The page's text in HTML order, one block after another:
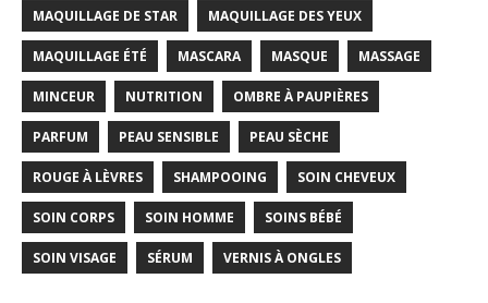
MAQUILLAGE DE STAR MAQUILLAGE DES YEUX
MAQUILLAGE ÉTÉ MASCARA MASQUE MASSAGE
MINCEUR NUTRITION OMBRE À PAUPIÈRES
PARFUM PEAU SENSIBLE PEAU SÈCHE
ROUGE À LÈVRES SHAMPOOING SOIN CHEVEUX
SOIN CORPS SOIN HOMME SOINS BÉBÉ
SOIN VISAGE SÉRUM VERNIS À ONGLES